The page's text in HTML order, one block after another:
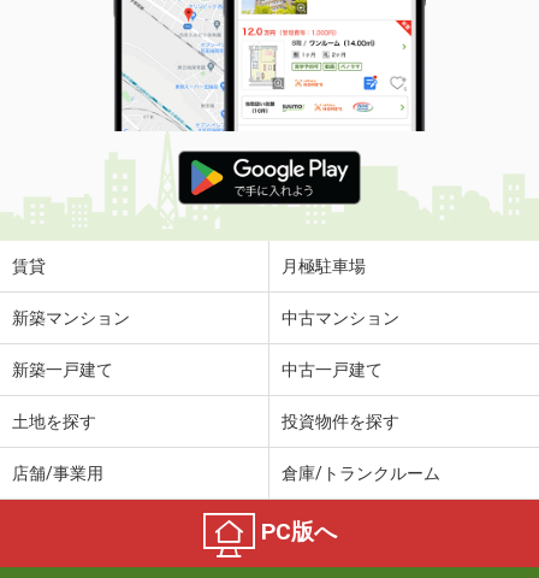
賃貸 月極駐車場
新築マンション 中古マンション
新築一戸建て 中古一戸建て
土地を探す 投資物件を探す
店舗/事業用 倉庫/トランクルーム
PC版へ